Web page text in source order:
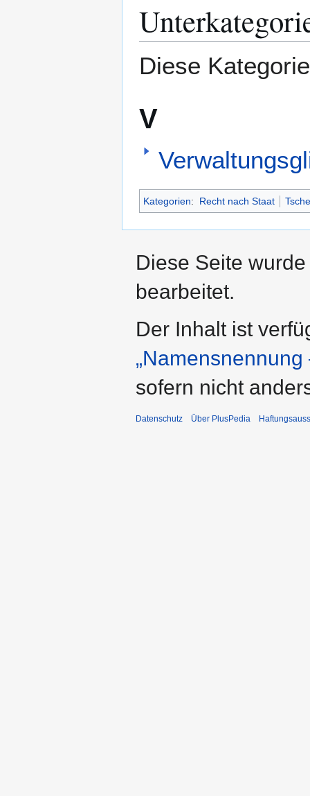
Diese
V
Kategorien: Recht nach Staat
Diese Seite
bearbeitet.
Der Inhalt ist
sofern nicht
Datenschutz Über PlusPedia